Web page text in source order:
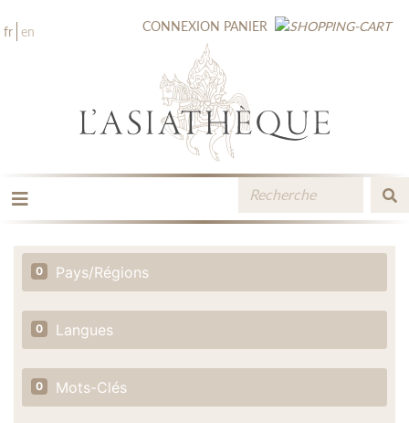
fr en CONNEXION PANIER
LES ÉDITIONS
LA LIBRAIRIE
CATALOGUE
MÉDIATHÈQUE
NOUVEAUTÉS / À PARAÎTRE
0 Pays/Régions
0 Langues
0 Mots-Clés